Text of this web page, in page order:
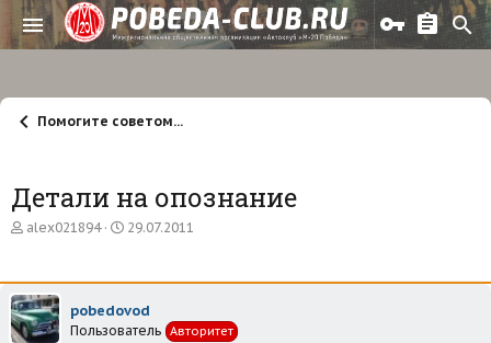
Помогите советом...
Детали на опознание
А
о
р
т
е
alex021894
Д
а
а
ч
29.07.2011
pobedovod
Пользователь Авторитет